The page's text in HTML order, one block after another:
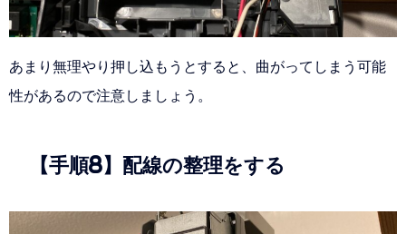
あまり無理やり押し込もうとすると、曲がってしまう可能
性があるので注意しましょう。
【手順8】配線の整理をする